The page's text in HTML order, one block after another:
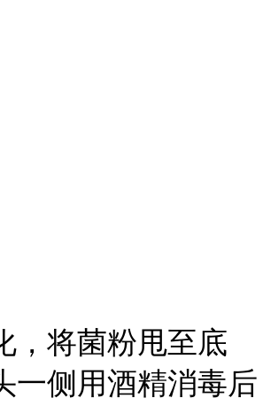
，将菌粉甩至底
一侧用酒精消毒后